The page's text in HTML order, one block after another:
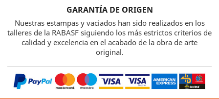
GARANTÍA DE ORIGEN
Nuestras estampas y vaciados han sido realizados en los
talleres de la RABASF siguiendo los más estrictos criterios de
calidad y excelencia en el acabado de la obra de arte
original.